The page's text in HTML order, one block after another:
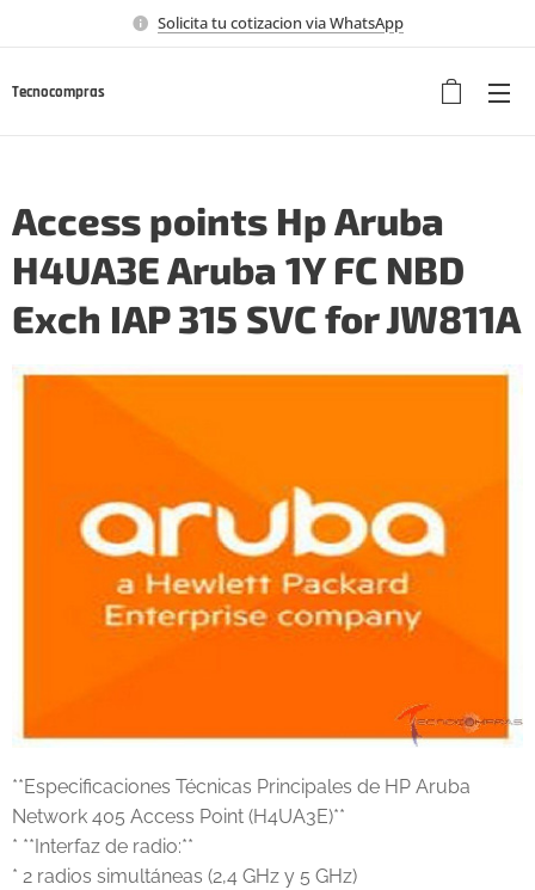
Solicita tu cotizacion via WhatsApp
Tecnocompras
Access points Hp Aruba
H4UA3E Aruba 1Y FC NBD
Exch IAP 315 SVC for JW811A
**Especificaciones Técnicas Principales de HP Aruba
Network 405 Access Point (H4UA3E)**
* **Interfaz de radio:**
* 2 radios simultáneas (2,4 GHz y 5 GHz)